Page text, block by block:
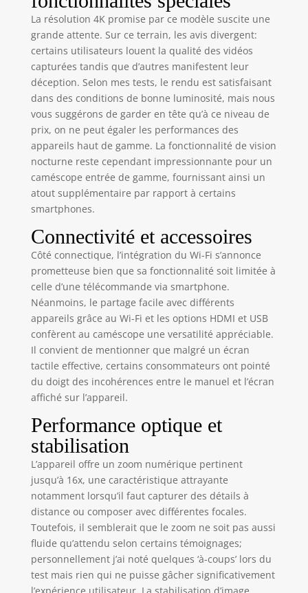
"Lercenker" et
connectez la caméra
en WiFi à votre
smartphone/tablette.
Téléchargement et
partage instantanés.
Note: Système FAT32
– vidéos
automatiquement
divisées en clips de
15-20 min (max
4GB/fichier). 🎥
MODE WEBCAM &
MICROPHONE
caméra comme
webcam –
connectez-la en USB
au PC, sélectionnez
"PC camera". Idéal
pour Zoom,
livestreams YouTube
et appels vidéo.
Sortie HDMI pour
lecture TV. Le
microphone externe
inclus élimine
bruits de fond.
Fonctions: rafale,
stabilisateur, pause
vidéo. 🤝
STABILISATEUR MAIN
& TÉLÉCOMMANDE -
Stabilisateur main
pliable pour des
vidéos stables.
Protection d'objectif
contre la lumière et
La résolution 4K promise par ce modèle suscite une
grande attente. Sur ce terrain, les avis divergent:
certains utilisateurs louent la qualité des vidéos
capturées tandis que d’autres manifestent leur
déception. Selon mes tests, le rendu est satisfaisant
dans des conditions de bonne luminosité, mais nous
vous suggérons de garder en tête qu’à ce niveau de
prix, on ne peut égaler les performances des
appareils haut de gamme. La fonctionnalité de vision
nocturne reste cependant impressionnante pour un
caméscope entrée de gamme, fournissant ainsi un
atout supplémentaire par rapport à certains
smartphones.
Connectivité et accessoires
Côté connectique, l’intégration du Wi-Fi s’annonce
prometteuse bien que sa fonctionnalité soit limitée à
celle d’une télécommande via smartphone.
Néanmoins, le partage facile avec différents
appareils grâce au Wi-Fi et les options HDMI et USB
confèrent au caméscope une versatilité appréciable.
Il convient de mentionner que malgré un écran
tactile effective, certains consommateurs ont pointé
du doigt des incohérences entre le manuel et l’écran
affiché sur l’appareil.
Performance optique et
stabilisation
L’appareil offre un zoom numérique pertinent
jusqu’à 16x, une caractéristique attrayante
notamment lorsqu’il faut capturer des détails à
distance ou composer avec différentes focales.
Toutefois, il semblerait que le zoom ne soit pas aussi
fluide qu’attendu selon certains témoignages;
personnellement j’ai noté quelques ‘à-coups’ lors du
test mais rien qui ne puisse gâcher significativement